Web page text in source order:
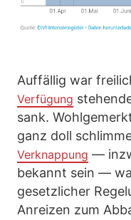
Auffällig war
Verfügung
sank.
ganz doll
Verknappung —
bekannt sein —
gesetzlicher
Anreizen zum